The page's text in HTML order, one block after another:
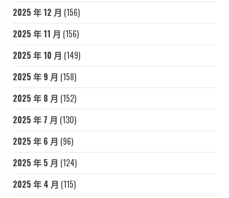
2025 年 12 月 (156)
2025 年 11 月 (156)
2025 年 10 月 (149)
2025 年 9 月 (158)
2025 年 8 月 (152)
2025 年 7 月 (130)
2025 年 6 月 (96)
2025 年 5 月 (124)
2025 年 4 月 (115)